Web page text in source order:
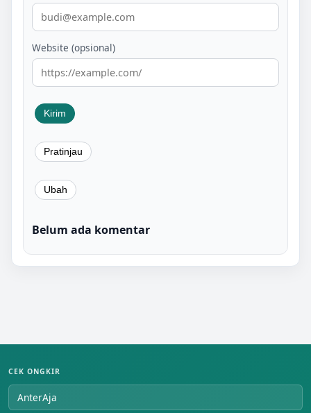
Website (opsional)
Belum ada komentar
CEK ONGKIR
AnterAja